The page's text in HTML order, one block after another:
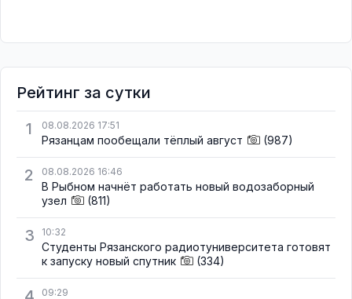
Рейтинг за сутки
1
08.08.2026 17:51
Рязанцам пообещали тёплый август (987)
2 08.08.2026 16:46
В Рыбном начнёт работать новый водозаборный
узел
(811)
3 10:32
Студенты Рязанского радиотуниверситета готовят
к запуску новый спутник
(334)
09:29